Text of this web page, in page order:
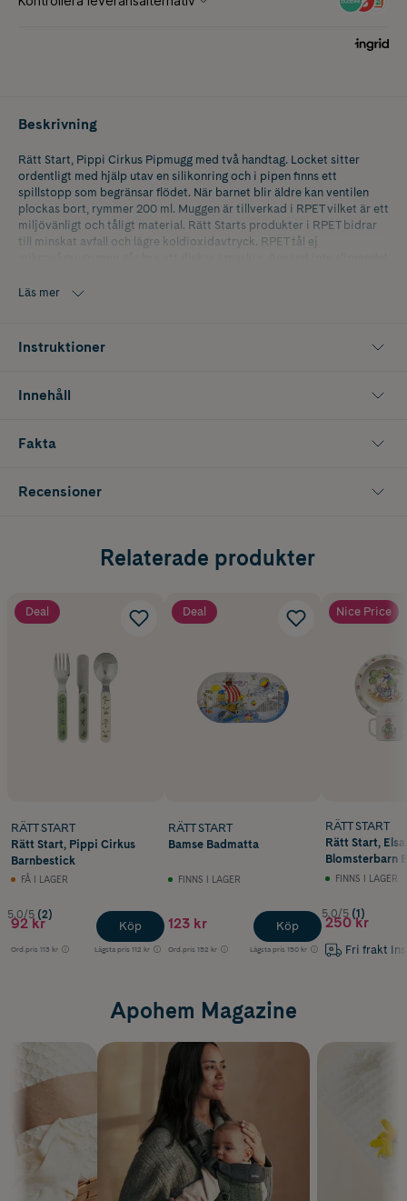
Beskrivning
Rätt Start, Pippi Cirkus Pipmugg med två handtag. Locket sitter
ordentligt med hjälp utav en silikonring och i pipen finns ett
spillstopp som begränsar flödet. När barnet blir äldre kan ventilen
plockas bort, rymmer 200 ml. Muggen är tillverkad i RPET vilket är ett
miljövänligt och tåligt material. Rätt Starts produkter i RPET bidrar
till minskat avfall och lägre koldioxidavtryck. RPET tål ej
Ålder: +6 månader
Läs mer
Instruktioner
Innehåll
Fakta
Recensioner
Relaterade produkter
Deal
RÄTT START
Rätt Start, Pippi Cirkus
Barnbestick
FÅ I LAGER
5.0/5 (2)
92 kr
Ord.pris 113 kr Lägsta pris 112 kr
Köp
Deal
RÄTT START
Bamse Badmatta
FINNS I LAGER
123 kr
Ord.pris 152 kr Lägsta pris 150 kr
Köp
Nice Price
RÄTT START
Rätt Start,
Blomsterbarn
delar
FINNS I LAGER
5.0/5 (1)
250 kr
Fri frakt
Apohem Magazine